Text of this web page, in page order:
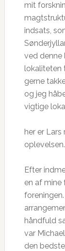
mit
indsats,
ved denne
lokaliteten
gerne
og jeg
vigtige
her er
oplevelsen.
Efter
en af
håndfuld
var
den